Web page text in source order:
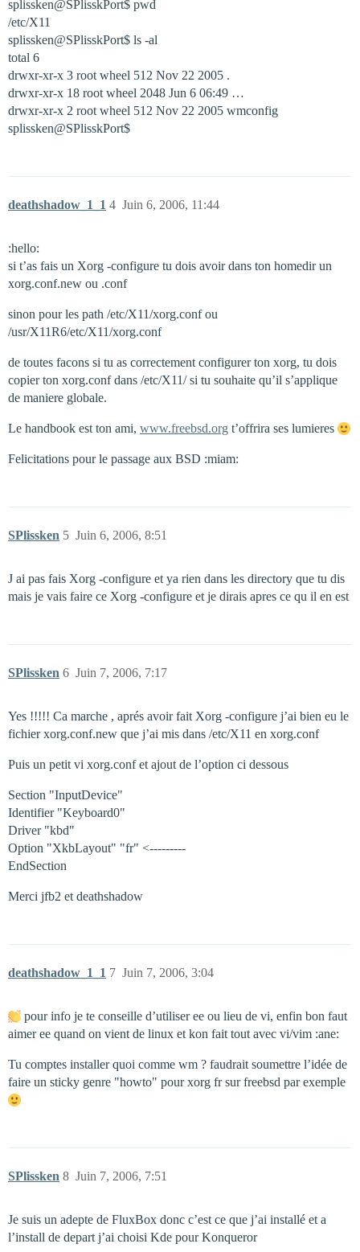
splissken@SPlisskPort$ pwd
/etc/X11
splissken@SPlisskPort$ ls -al
total 6
drwxr-xr-x 3 root wheel 512 Nov 22 2005 .
drwxr-xr-x 18 root wheel 2048 Jun 6 06:49 …
drwxr-xr-x 2 root wheel 512 Nov 22 2005 wmconfig
splissken@SPlisskPort$
deathshadow_1_1 Juin 6, 2006, 11:44
4
:hello:
si t’as fais un Xorg -configure tu dois avoir dans ton homedir un
xorg.conf.new ou .conf
sinon pour les path /etc/X11/xorg.conf ou
/usr/X11R6/etc/X11/xorg.conf
de toutes facons si tu as correctement configurer ton xorg, tu dois
copier ton xorg.conf dans /etc/X11/ si tu souhaite qu’il s’applique
de maniere globale.
Le handbook est ton ami, www.freebsd.org t’offrira ses lumieres
Felicitations pour le passage aux BSD :miam:
SPlissken Juin 6, 2006, 8:51
5
J ai pas fais Xorg -configure et ya rien dans les directory que tu dis
mais je vais faire ce Xorg -configure et je dirais apres ce qu il en est
SPlissken Juin 7, 2006, 7:17
6
Yes !!!!! Ca marche , aprés avoir fait Xorg -configure j’ai bien eu le
fichier xorg.conf.new que j’ai mis dans /etc/X11 en xorg.conf
Puis un petit vi xorg.conf et ajout de l’option ci dessous
Section "InputDevice"
Identifier "Keyboard0"
Driver "kbd"
Option "XkbLayout" "fr" <---------
EndSection
Merci jfb2 et deathshadow
deathshadow_1_1 Juin 7, 2006, 3:04
7
pour info je te conseille d’utiliser ee ou lieu de vi, enfin bon faut
aimer ee quand on vient de linux et kon fait tout avec vi/vim :ane:
Tu comptes installer quoi comme wm ? faudrait soumettre l’idée de
faire un sticky genre "howto" pour xorg fr sur freebsd par exemple
SPlissken Juin 7, 2006, 7:51
8
Je suis un adepte de FluxBox donc c’est ce que j’ai installé et a
l’install de depart j’ai choisi Kde pour Konqueror